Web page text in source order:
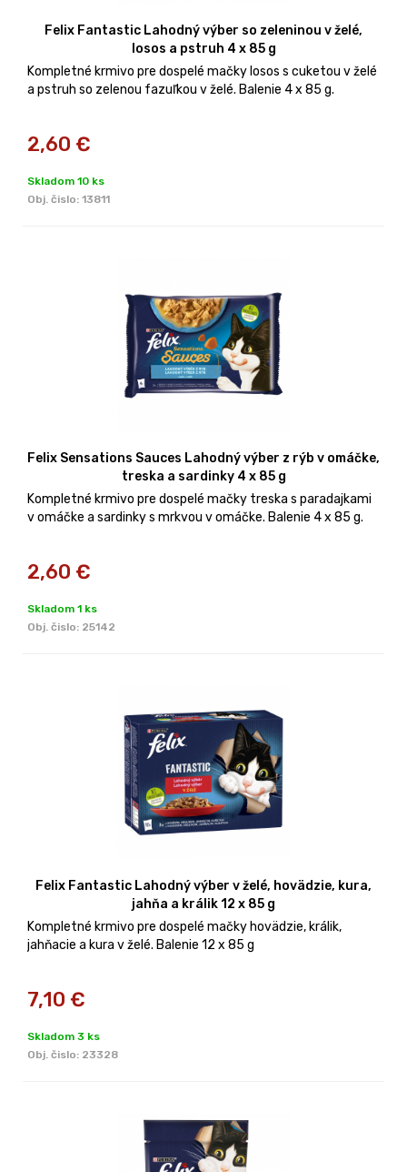
Felix Fantastic Lahodný výber so zeleninou v želé,
losos a pstruh 4 x 85 g
Kompletné krmivo pre dospelé mačky losos s cuketou v želé
a pstruh so zelenou fazuľkou v želé. Balenie 4 x 85 g.
2,60 €
Skladom 10 ks
Obj. čislo: 13811
Felix Sensations Sauces Lahodný výber z rýb v omáčke,
treska a sardinky 4 x 85 g
Kompletné krmivo pre dospelé mačky treska s paradajkami
v omáčke a sardinky s mrkvou v omáčke. Balenie 4 x 85 g.
2,60 €
Skladom 1 ks
Obj. čislo: 25142
Felix Fantastic Lahodný výber v želé, hovädzie, kura,
jahňa a králik 12 x 85 g
Kompletné krmivo pre dospelé mačky hovädzie, králik,
jahňacie a kura v želé. Balenie 12 x 85 g
7,10 €
Skladom 3 ks
Obj. čislo: 23328